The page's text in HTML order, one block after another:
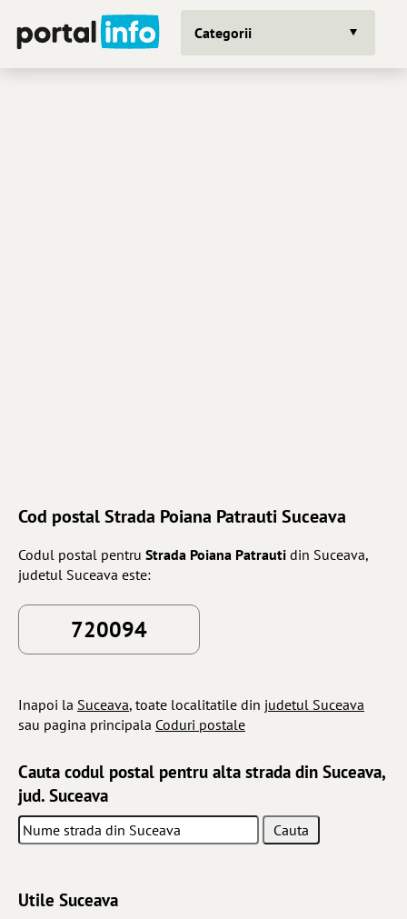
Categorii
Cod postal Strada Poiana Patrauti Suceava
Codul postal pentru Strada Poiana Patrauti din Suceava,
judetul Suceava este:
720094
Inapoi la Suceava, toate localitatile din judetul Suceava
sau pagina principala Coduri postale
Cauta codul postal pentru alta strada din Suceava,
jud. Suceava
Utile Suceava